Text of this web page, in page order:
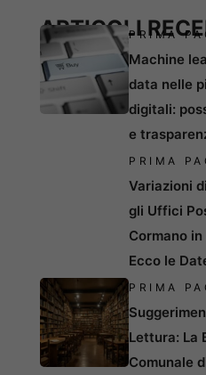
ARTICOLIPRIMA
Machine
data nelle
digitali:
e
PRIMA
Variazioni
gli Uffici
Cormano
Ecco le
PRIMA
Lettura: La
Comunale